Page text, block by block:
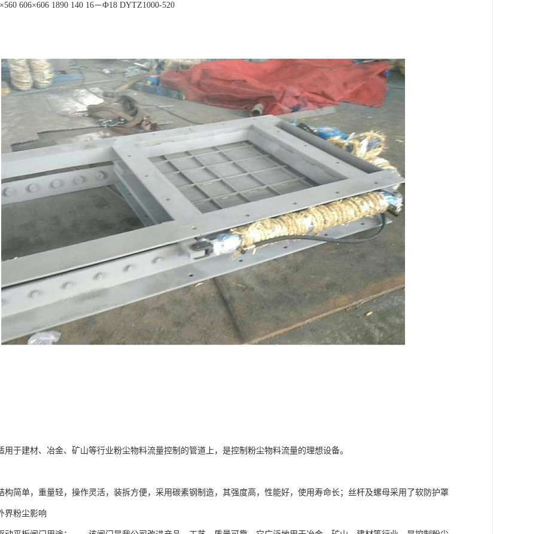
606×606 1890 140 16－Ф18 DYTZ1000-520
用于建材、冶金、矿山等行业粉尘物料流量控制的管道上，是控制粉尘物料流量的理想设备。
单，重量轻，操作灵活，装拆方便，采用碳素钢制造，其强度高，性能好，使用寿命长；丝杆及螺母采用了软防护罩
界粉尘影响